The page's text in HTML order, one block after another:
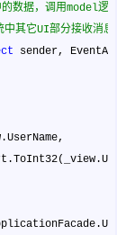
数据，调用model逻辑处
中其它UI部分接收消息
sender,